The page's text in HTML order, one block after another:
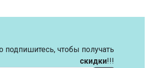
подпишитесь, чтобы получать
скидки!!!